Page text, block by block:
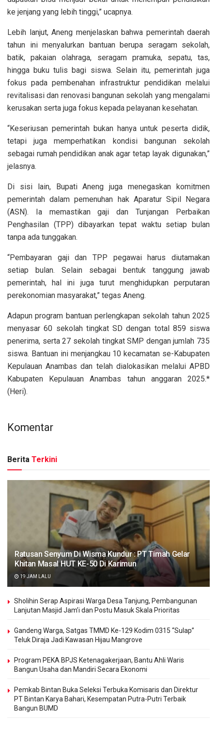
ke jenjang yang lebih tinggi,” ucapnya.
Lebih lanjut, Aneng menjelaskan bahwa pemerintah daerah
tahun ini menyalurkan bantuan berupa seragam sekolah,
batik, pakaian olahraga, seragam pramuka, sepatu, tas,
hingga buku tulis bagi siswa. Selain itu, pemerintah juga
fokus pada pembenahan infrastruktur pendidikan melalui
revitalisasi dan renovasi bangunan sekolah yang mengalami
kerusakan serta juga fokus kepada pelayanan kesehatan.
“Keseriusan pemerintah bukan hanya untuk peserta didik,
tetapi juga memperhatikan kondisi bangunan sekolah
sebagai rumah pendidikan anak agar tetap layak digunakan,”
jelasnya.
Di sisi lain, Bupati Aneng juga menegaskan komitmen
pemerintah dalam pemenuhan hak Aparatur Sipil Negara
(ASN). Ia memastikan gaji dan Tunjangan Perbaikan
Penghasilan (TPP) dibayarkan tepat waktu setiap bulan
tanpa ada tunggakan.
“Pembayaran gaji dan TPP pegawai harus diutamakan
setiap bulan. Selain sebagai bentuk tanggung jawab
pemerintah, hal ini juga turut menghidupkan perputaran
perekonomian masyarakat,” tegas Aneng.
Adapun program bantuan perlengkapan sekolah tahun 2025
menyasar 60 sekolah tingkat SD dengan total 859 siswa
penerima, serta 27 sekolah tingkat SMP dengan jumlah 735
siswa. Bantuan ini menjangkau 10 kecamatan se-Kabupaten
Kepulauan Anambas dan telah dialokasikan melalui APBD
Kabupaten Kepulauan Anambas tahun anggaran 2025.*
(Heri).
Komentar
Berita Terkini
Ratusan Senyum Di Wisma Kundur : PT Timah Gelar
Khitan Masal HUT KE-50 Di Karimun
19 JAM LALU
Sholihin Serap Aspirasi Warga Desa Tanjung, Pembangunan
Lanjutan Masjid Jam’i dan Postu Masuk Skala Prioritas
Gandeng Warga, Satgas TMMD Ke-129 Kodim 0315 “Sulap”
Teluk Diraja Jadi Kawasan Hijau Mangrove
Program PEKA BPJS Ketenagakerjaan, Bantu Ahli Waris
Bangun Usaha dan Mandiri Secara Ekonomi
Pemkab Bintan Buka Seleksi Terbuka Komisaris dan Direktur
PT Bintan Karya Bahari, Kesempatan Putra-Putri Terbaik
Bangun BUMD